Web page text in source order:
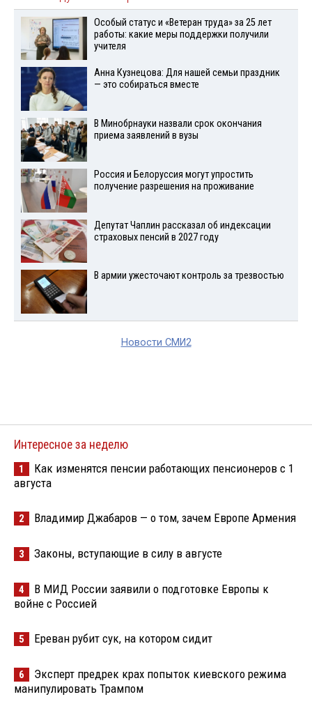
Особый статус и «Ветеран труда» за 25 лет
работы: какие меры поддержки получили
учителя
Анна Кузнецова: Для нашей семьи праздник
— это собираться вместе
В Минобрнауки назвали срок окончания
приема заявлений в вузы
Россия и Белоруссия могут упростить
получение разрешения на проживание
Депутат Чаплин рассказал об индексации
страховых пенсий в 2027 году
В армии ужесточают контроль за трезвостью
Новости СМИ2
Интересное за неделю
1
Как изменятся пенсии работающих пенсионеров с 1
августа
2 Владимир Джабаров — о том, зачем Европе Армения
3 Законы, вступающие в силу в августе
4
В МИД России заявили о подготовке Европы к
войне с Россией
5 Ереван рубит сук, на котором сидит
6
Эксперт предрек крах попыток киевского режима
манипулировать Трампом